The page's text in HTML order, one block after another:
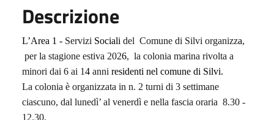
Descrizione
L’Area 1 - Servizi Sociali del Comune di Silvi organizza,
per la stagione estiva 2026, la colonia marina rivolta a
minori dai 6 ai 14 anni residenti nel comune di Silvi.
La colonia è organizzata in n. 2 turni di 3 settimane
ciascuno, dal lunedì’ al venerdì e nella fascia oraria 8.30 -
12.30.